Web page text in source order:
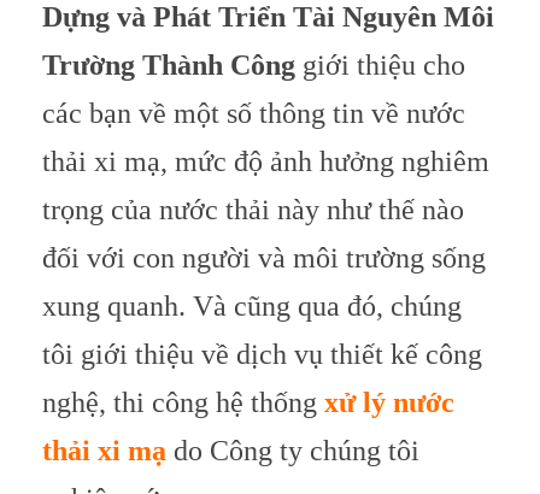
Dựng và Phát Triển Tài Nguyên Môi
Trường Thành Công giới thiệu cho
các bạn về một số thông tin về nước
thải xi mạ, mức độ ảnh hưởng nghiêm
trọng của nước thải này như thế nào
đối với con người và môi trường sống
xung quanh. Và cũng qua đó, chúng
tôi giới thiệu về dịch vụ thiết kế công
nghệ, thi công hệ thống xử lý nước
thải xi mạ do Công ty chúng tôi